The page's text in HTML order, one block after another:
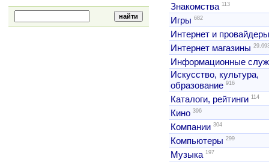
Знакомства 113
Игры 682
Интернет и провайдеры
Интернет магазины
Информационные
Искусство, культура,
образование 916
Каталоги, рейтинги 114
Кино 396
Компании 304
Компьютеры 299
Музыка 197